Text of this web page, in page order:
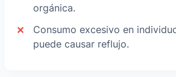
orgánica.
Consumo excesivo en
puede causar reflujo.